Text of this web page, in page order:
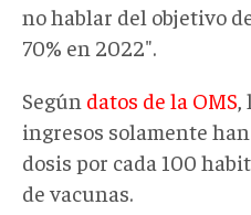
no hablar del objetivo
70% en 2022".
Según datos de la OMS
ingresos solamente
dosis por cada 100
de vacunas.